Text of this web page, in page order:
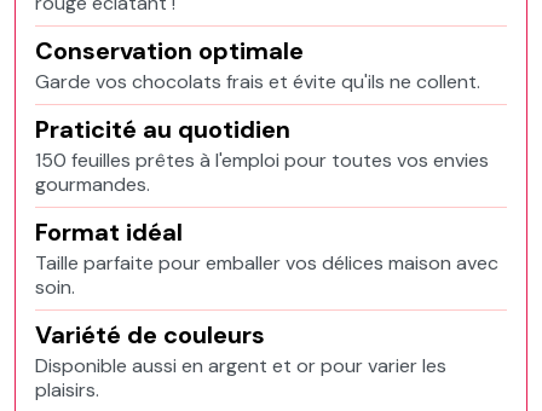
Conservation optimale
Garde vos chocolats frais et évite qu'ils ne collent.
Praticité au quotidien
150 feuilles prêtes à l'emploi pour toutes vos envies
gourmandes.
Format idéal
Taille parfaite pour emballer vos délices maison avec
soin.
Variété de couleurs
Disponible aussi en argent et or pour varier les
plaisirs.